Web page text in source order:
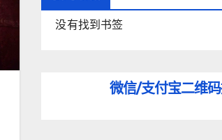
没有找到书签
微信/支付宝二维